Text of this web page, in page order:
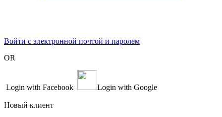
Войти с электронной почтой и паролем
OR
Login with Facebook Login with Google
Новый клиент